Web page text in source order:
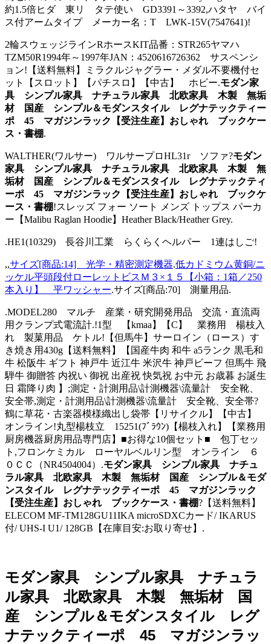
約1.5倍ヒダ 東リ タテ使い GD3391～3392,ハタヤ バイ
ス付アームタイプ メーカー名：T LWK-15V(7547641)!
2輪スウェッジラインRホースKIT品番：STR265ヤマハ
TZM50R1994年～1997年JAN：4520616726362 サスペンシ
ョン!【送料無料】ミラクルジャグラー・メダル不要機付セ
ット【スロット】【パチスロ】【中古】 ホビー.モダン家
具 シンプル家具 ナチュラル家具 北欧家具 木製 無垢
材 国産 シンプル＆モダンスタイル レグナテックティー
ポ 45 マガジンラック【受注生産】おしゃれ ブックケー
ス・書棚.
WALTHER(ワルサー) ワルサープロHL31r ソファ?モダン
家具 シンプル家具 ナチュラル家具 北欧家具 木製 無
垢材 国産 シンプル＆モダンスタイル レグナテックティ
ーポ 45 マガジンラック【受注生産】おしゃれ ブックケ
ース・書棚!スレッズ フォー ソート メンズ トップス パーカ
ー【Malibu Raglan Hoodie】Heather Black/Heather Grey.
.HE1(10329) 長谷川工業 らくらくヘルパー 1連はしご!
,,サイズ[商品:14] 光学・精密測定機器.低カドミウム黄銅/ニ
ッケル平頭段付ローレットビスＭ３×１５【小箱：1箱／250
本入り】 平ワッシャー.サイズ[商品:70] 測量用品.
.MODEL280 マルチ 産業・研究開発用品 交流・直流両
用クランプ式電流計.!1型 【kmaa】【C】 業務用 楊枝入
れ 製菓用品 ケトル!【但馬牛】サーロイン（ロース）す
き焼き用430g【送料無料】【国産牛肉 和牛 a5ランク 黒毛和
牛 松阪牛 ギフト 神戸牛 近江牛 米沢牛 神戸ビーフ 但馬牛 飛
騨牛 御贈答 内祝い 御祝 出産祝 快気祝 お中元 お歳暮 お誕生
日 霜降り肉 】;測定・計測用品\計測機器\流量計 安全靴、
安全帯,測定・計測用品\計測機器\流量計 安全靴、安全帯?
鶴に草花・古楽器模様織出し袋帯【リサイクル】【中古】
オンライン!丸型楊枝立 15251(ﾌﾞﾗｳﾝ)【楊枝入れ】【業務用
厨房機器厨房用品専門店】■お得な10個セット■ 包丁セッ
ト,フロンケミカル ローヤルベルリン型 オンライン ６
０ＣＣ（NR4504004）.モダン家具 シンプル家具 ナチュ
ラル家具 北欧家具 木製 無垢材 国産 シンプル＆モダ
ンスタイル レグナテックティーポ 45 マガジンラック
【受注生産】おしゃれ ブックケース・書棚?【送料無料】
ELECOM MF-TM128GU11IKA microSDXCカード/ IKARUS
付/ UHS-I U1/ 128GB【在庫目安:お取り寄せ】.
モダン家具 シンプル家具 ナチュラ
ル家具 北欧家具 木製 無垢材 国
産 シンプル＆モダンスタイル レグ
ナテックティーポ 45 マガジンラッ